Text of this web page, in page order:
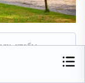
чтобы
· фото: